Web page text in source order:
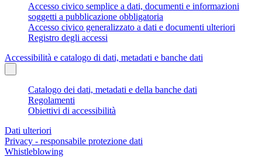
Accesso civico semplice a dati, documenti e informazioni
soggetti a pubblicazione obbligatoria
Accesso civico generalizzato a dati e documenti ulteriori
Registro degli accessi
Accessibilità e catalogo di dati, metadati e banche dati
Catalogo dei dati, metadati e della banche dati
Regolamenti
Obiettivi di accessibilità
Dati ulteriori
Privacy - responsabile protezione dati
Whistleblowing